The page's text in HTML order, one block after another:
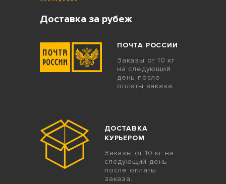
Доставка за рубеж
ПОЧТА РОССИИ
Заказы от 10 кг
на следующий
день после
оплаты заказа.
ДОСТАВКА
КУРЬЕРОМ
Заказы от 10 кг на
следующий день
после оплаты
заказа.